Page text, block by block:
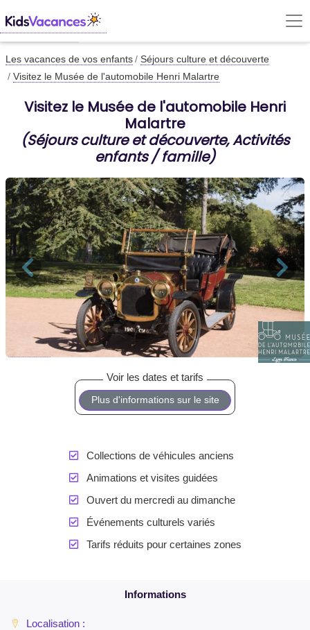
Les vacances de vos enfants
Séjours culture et découverte
Visitez le Musée de l'automobile Henri Malartre
Visitez le Musée de l'automobile Henri
Malartre
(Séjours culture et découverte, Activités
enfants / famille)
Plus d'informations sur le site
Collections de véhicules anciens
Animations et visites guidées
Ouvert du mercredi au dimanche
Événements culturels variés
Tarifs réduits pour certaines zones